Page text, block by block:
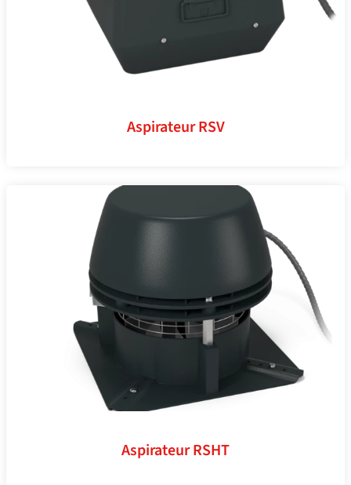
Aspirateur RSV
Aspirateur RSHT